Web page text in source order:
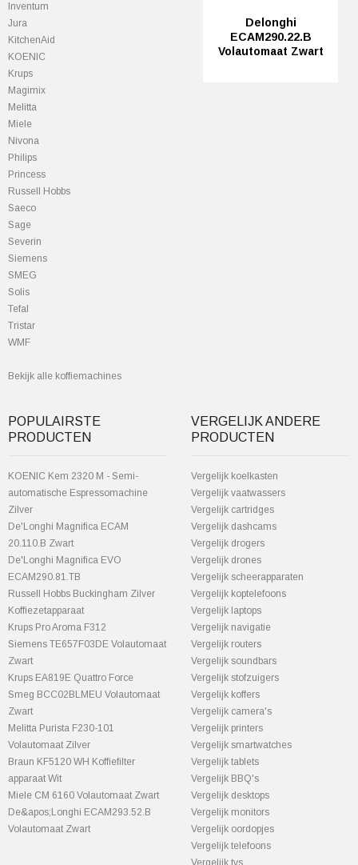
Inventum
Jura
KitchenAid
KOENIC
Krups
Magimix
Melitta
Miele
Nivona
Philips
Princess
Russell Hobbs
Saeco
Sage
Severin
Siemens
SMEG
Solis
Tefal
Tristar
WMF
Bekijk alle koffiemachines
Delonghi
ECAM290.22.B
Volautomaat Zwart
POPULAIRSTE
PRODUCTEN
KOENIC Kem 2320 M - Semi-
automatische Espressomachine
Zilver
De'Longhi Magnifica ECAM
20.110.B Zwart
De'Longhi Magnifica EVO
ECAM290.81.TB
Russell Hobbs Buckingham Zilver
Koffiezetapparaat
Krups Pro Aroma F312
Siemens TE657F03DE Volautomaat
Zwart
Krups EA819E Quattro Force
Smeg BCC02BLMEU Volautomaat
Zwart
Melitta Purista F230-101
Volautomaat Zilver
Braun KF5120 WH Koffiefilter
apparaat Wit
Miele CM 6160 Volautomaat Zwart
De&apos;Longhi ECAM293.52.B
Volautomaat Zwart
VERGELIJK ANDERE
PRODUCTEN
Vergelijk koelkasten
Vergelijk vaatwassers
Vergelijk cartridges
Vergelijk dashcams
Vergelijk drogers
Vergelijk drones
Vergelijk scheerapparaten
Vergelijk koptelefoons
Vergelijk laptops
Vergelijk navigatie
Vergelijk routers
Vergelijk soundbars
Vergelijk stofzuigers
Vergelijk koffers
Vergelijk camera's
Vergelijk printers
Vergelijk smartwatches
Vergelijk tablets
Vergelijk BBQ's
Vergelijk desktops
Vergelijk monitors
Vergelijk oordopjes
Vergelijk telefoons
Vergelijk tvs